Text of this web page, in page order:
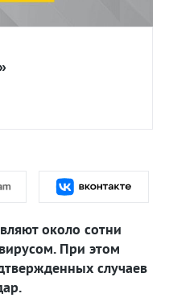
около сотни
При этом
случаев